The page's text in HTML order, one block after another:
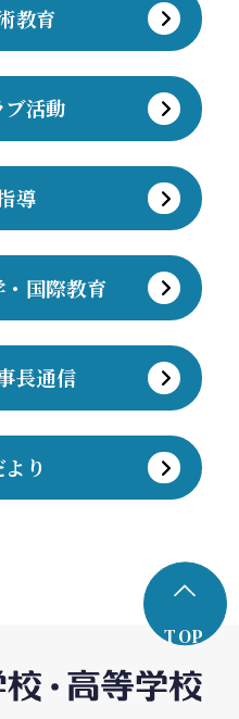
教育
活動
導
国際教育
長通信
り
TOP